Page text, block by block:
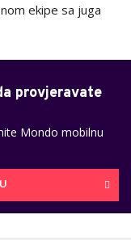
ekipe sa juga
provjeravate
Mondo mobilnu